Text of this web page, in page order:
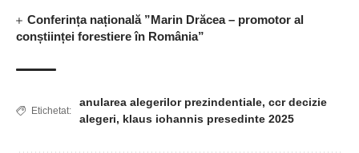
Conferința națională ”Marin Drăcea – promotor al
conștiinței forestiere în România”
Etichetat:
anularea alegerilor prezindentiale, ccr decizie
alegeri, klaus iohannis presedinte 2025